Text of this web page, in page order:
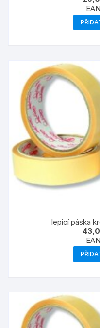
lepicí páska